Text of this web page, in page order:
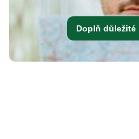
Doplň důležité